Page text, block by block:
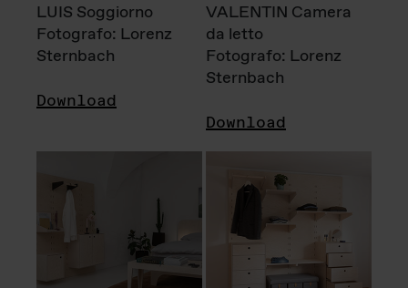
LUIS Soggiorno
Fotografo: Lorenz
Sternbach
Download
VALENTIN Camera
da letto
Fotografo: Lorenz
Sternbach
Download